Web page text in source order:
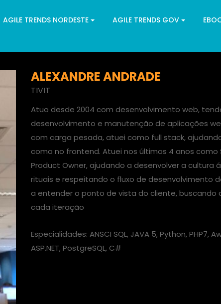
AGILE TRENDS NORDESTE AGILE TRENDS GOV
ALEXANDRE ANDRADE
TIVIT
Atuo desde 2004 com desenvolvimento web,
desenvolvimento e manutenção de aplicações
com carga pesada, atuei como full stack,
como no frontend. Atuei nos últimos 4 anos como
Product Owner, ajudando a desenvolver a cultura
rituais e respeitando o fluxo de desenvolvimento
a entender o ponto de vista do cliente, buscando
cada iteração
Especialidades: ANSCI SQL, JAVA 5, Python, PHP7,
ASP.NET, PostgreSQL, C#